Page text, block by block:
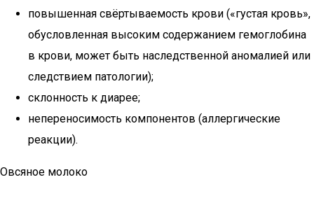
повышенная свёртываемость крови («густая кровь»,
обусловленная высоким содержанием гемоглобина
в крови, может быть наследственной аномалией или
следствием патологии);
склонность к диарее;
непереносимость компонентов (аллергические
реакции).
Овсяное молоко